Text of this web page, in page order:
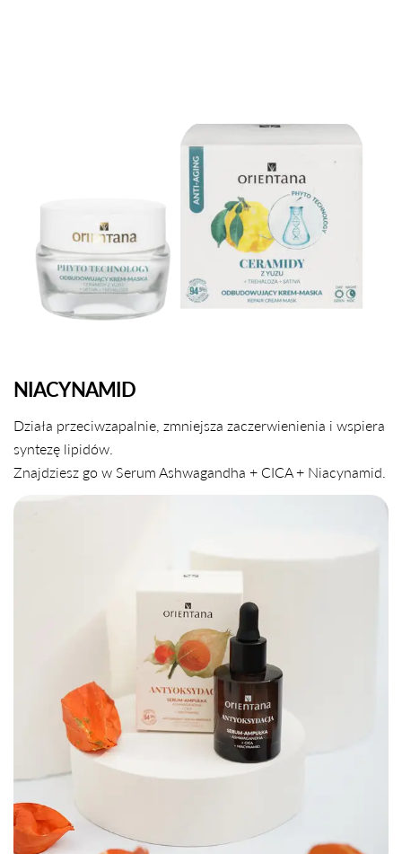
NIACYNAMID
Działa przeciwzapalnie, zmniejsza zaczerwienienia i wspiera
syntezę lipidów.
Znajdziesz go w Serum Ashwagandha + CICA + Niacynamid.